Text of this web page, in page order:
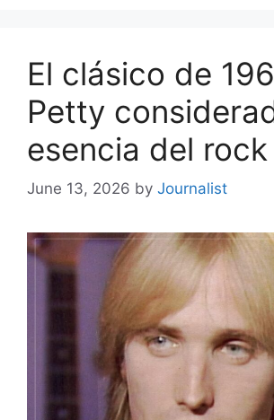
El clásico de
Petty
esencia del rock
June 13, 2026 by Journalist